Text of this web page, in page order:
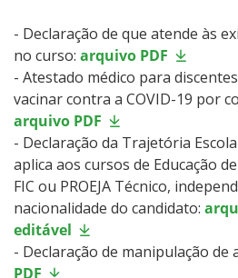
- Declaração de que atende às
no curso: arquivo PDF
- Atestado médico para
vacinar contra a COVID-19 por
arquivo PDF
- Declaração da Trajetória
aplica aos cursos de Educação
FIC ou PROEJA Técnico,
nacionalidade do candidato:
editável
- Declaração de manipulação de
PDF